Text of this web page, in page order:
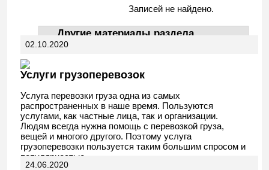
Записей не найдено.
Другие материалы раздела
АвтоДела
02.10.2020
Услуги грузоперевозок
Услуга перевозки груза одна из самых
распространенных в наше время. Пользуются
услугами, как частные лица, так и организации.
Людям всегда нужна помощь с перевозкой груза,
вещей и многого другого. Поэтому услуга
грузоперевозки пользуется таким большим спросом и
популярностью.
24.06.2020